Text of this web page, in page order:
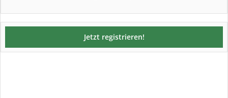
Jetzt registrieren!